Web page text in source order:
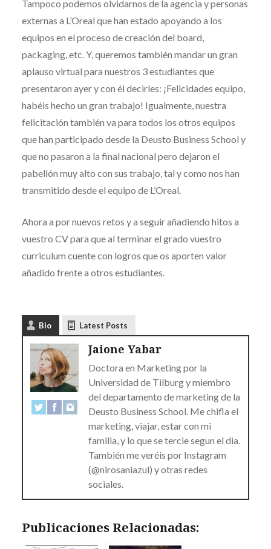
Tampoco podemos olvidarnos de la agencia y personas
externas a L’Oreal que han estado apoyando a los
equipos en el proceso de creación del board,
packaging, etc. Y, queremos también mandar un gran
aplauso virtual para nuestros 3 estudiantes que
presentaron ayer y con él decirles: ¡Felicidades equipo,
habéis hecho un gran trabajo! Igualmente, nuestra
felicitación también va para todos los otros equipos
que han participado desde la Deusto Business School y
que no pasaron a la final nacional pero dejaron el
pabellón muy alto con sus trabajo, tal y como nos han
transmitido desde el equipo de L’Oreal.
Ahora a por nuevos retos y a seguir añadiendo hitos a
vuestro CV para que al terminar el grado vuestro
curriculum cuente con logros que os aporten valor
añadido frente a otros estudiantes.
Bio Latest Posts
Jaione Yabar
Doctora en Marketing por la
Universidad de Tilburg y miembro
del departamento de marketing de la
Deusto Business School. Me chifla el
marketing, viajar, estar con mi
familia, y lo que se tercie segun el dia.
También me veréis por Instagram
(@nirosaniazul) y otras redes
sociales.
Publicaciones Relacionadas: